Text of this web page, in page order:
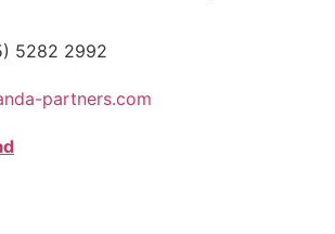
5282 2992
partners.com